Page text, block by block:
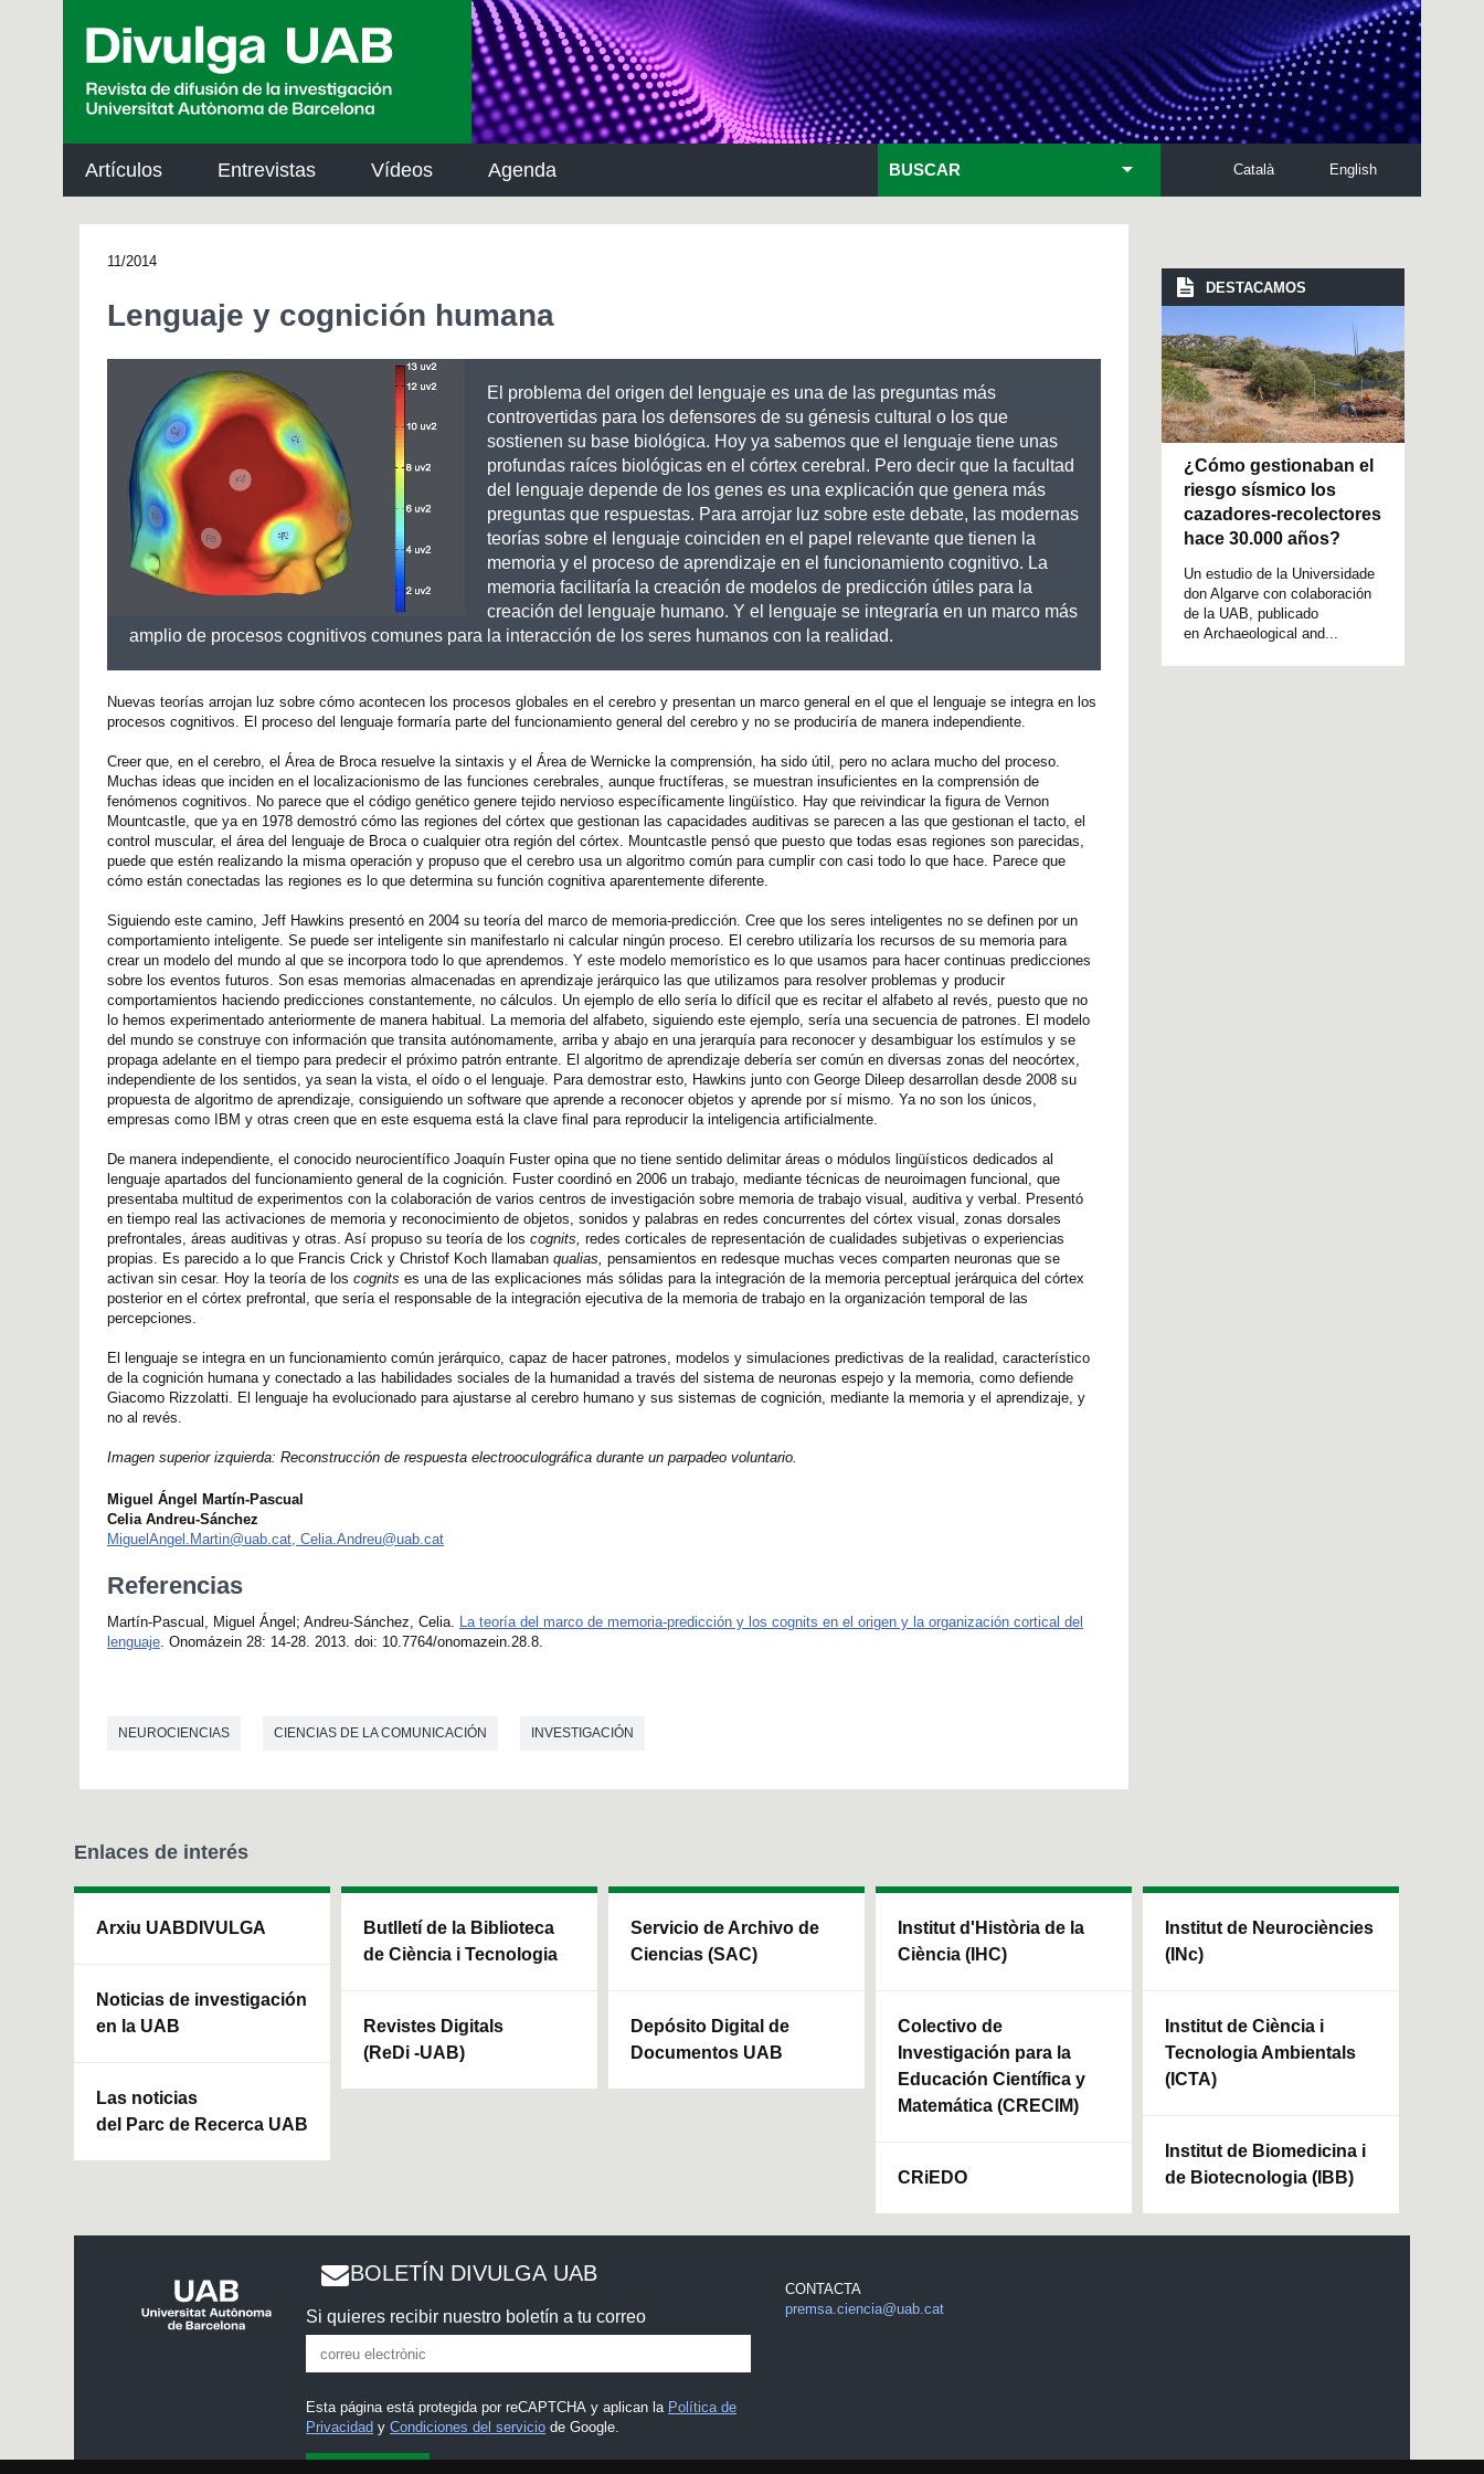
Artículos Entrevistas Vídeos Agenda English
Català
BUSCAR
11/2014
Lenguaje y cognición humana
El problema del origen del lenguaje es una de las preguntas más
controvertidas para los defensores de su génesis cultural o los que
sostienen su base biológica. Hoy ya sabemos que el lenguaje tiene unas
profundas raíces biológicas en el córtex cerebral. Pero decir que la facultad
del lenguaje depende de los genes es una explicación que genera más
preguntas que respuestas. Para arrojar luz sobre este debate, las modernas
teorías sobre el lenguaje coinciden en el papel relevante que tienen la
memoria y el proceso de aprendizaje en el funcionamiento cognitivo. La
memoria facilitaría la creación de modelos de predicción útiles para la
creación del lenguaje humano. Y el lenguaje se integraría en un marco más
amplio de procesos cognitivos comunes para la interacción de los seres humanos con la realidad.
Nuevas teorías arrojan luz sobre cómo acontecen los procesos globales en el cerebro y presentan un marco general en el que el lenguaje se integra en los
procesos cognitivos. El proceso del lenguaje formaría parte del funcionamiento general del cerebro y no se produciría de manera independiente.
Creer que, en el cerebro, el Área de Broca resuelve la sintaxis y el Área de Wernicke la comprensión, ha sido útil, pero no aclara mucho del proceso.
Muchas ideas que inciden en el localizacionismo de las funciones cerebrales, aunque fructíferas, se muestran insuficientes en la comprensión de
fenómenos cognitivos. No parece que el código genético genere tejido nervioso específicamente lingüístico. Hay que reivindicar la figura de Vernon
Mountcastle, que ya en 1978 demostró cómo las regiones del córtex que gestionan las capacidades auditivas se parecen a las que gestionan el tacto, el
control muscular, el área del lenguaje de Broca o cualquier otra región del córtex. Mountcastle pensó que puesto que todas esas regiones son parecidas,
puede que estén realizando la misma operación y propuso que el cerebro usa un algoritmo común para cumplir con casi todo lo que hace. Parece que
cómo están conectadas las regiones es lo que determina su función cognitiva aparentemente diferente.
Siguiendo este camino, Jeff Hawkins presentó en 2004 su teoría del marco de memoria-predicción. Cree que los seres inteligentes no se definen por un
comportamiento inteligente. Se puede ser inteligente sin manifestarlo ni calcular ningún proceso. El cerebro utilizaría los recursos de su memoria para
crear un modelo del mundo al que se incorpora todo lo que aprendemos. Y este modelo memorístico es lo que usamos para hacer continuas predicciones
sobre los eventos futuros. Son esas memorias almacenadas en aprendizaje jerárquico las que utilizamos para resolver problemas y producir
comportamientos haciendo predicciones constantemente, no cálculos. Un ejemplo de ello sería lo difícil que es recitar el alfabeto al revés, puesto que no
lo hemos experimentado anteriormente de manera habitual. La memoria del alfabeto, siguiendo este ejemplo, sería una secuencia de patrones. El modelo
del mundo se construye con información que transita autónomamente, arriba y abajo en una jerarquía para reconocer y desambiguar los estímulos y se
propaga adelante en el tiempo para predecir el próximo patrón entrante. El algoritmo de aprendizaje debería ser común en diversas zonas del neocórtex,
independiente de los sentidos, ya sean la vista, el oído o el lenguaje. Para demostrar esto, Hawkins junto con George Dileep desarrollan desde 2008 su
propuesta de algoritmo de aprendizaje, consiguiendo un software que aprende a reconocer objetos y aprende por sí mismo. Ya no son los únicos,
empresas como IBM y otras creen que en este esquema está la clave final para reproducir la inteligencia artificialmente.
De manera independiente, el conocido neurocientífico Joaquín Fuster opina que no tiene sentido delimitar áreas o módulos lingüísticos dedicados al
lenguaje apartados del funcionamiento general de la cognición. Fuster coordinó en 2006 un trabajo, mediante técnicas de neuroimagen funcional, que
presentaba multitud de experimentos con la colaboración de varios centros de investigación sobre memoria de trabajo visual, auditiva y verbal. Presentó
en tiempo real las activaciones de memoria y reconocimiento de objetos, sonidos y palabras en redes concurrentes del córtex visual, zonas dorsales
prefrontales, áreas auditivas y otras. Así propuso su teoría de los cognits, redes corticales de representación de cualidades subjetivas o experiencias
propias. Es parecido a lo que Francis Crick y Christof Koch llamaban qualias, pensamientos en redesque muchas veces comparten neuronas que se
activan sin cesar. Hoy la teoría de los cognits es una de las explicaciones más sólidas para la integración de la memoria perceptual jerárquica del córtex
posterior en el córtex prefrontal, que sería el responsable de la integración ejecutiva de la memoria de trabajo en la organización temporal de las
percepciones.
El lenguaje se integra en un funcionamiento común jerárquico, capaz de hacer patrones, modelos y simulaciones predictivas de la realidad, característico
de la cognición humana y conectado a las habilidades sociales de la humanidad a través del sistema de neuronas espejo y la memoria, como defiende
Giacomo Rizzolatti. El lenguaje ha evolucionado para ajustarse al cerebro humano y sus sistemas de cognición, mediante la memoria y el aprendizaje, y
no al revés.
Imagen superior izquierda: Reconstrucción de respuesta electrooculográfica durante un parpadeo voluntario.
Miguel Ángel Martín-Pascual
Celia Andreu-Sánchez
MiguelAngel.Martin@uab.cat, Celia.Andreu@uab.cat
Referencias
Martín-Pascual, Miguel Ángel; Andreu-Sánchez, Celia. La teoría del marco de memoria-predicción y los cognits en el origen y la organización cortical del
lenguaje. Onomázein 28: 14-28. 2013. doi: 10.7764/onomazein.28.8.
NEUROCIENCIAS CIENCIAS DE LA COMUNICACIÓN INVESTIGACIÓN
DESTACAMOS
¿Cómo gestionaban el
riesgo sísmico los
cazadores-recolectores
hace 30.000 años?
Un estudio de la Universidade
don Algarve con colaboración
de la UAB, publicado
en Archaeological and...
Enlaces de interés
Arxiu UABDIVULGA
Noticias de investigación
en la UAB
Las noticias
del Parc de Recerca UAB
Butlletí de la Biblioteca
de Ciència i Tecnologia
Revistes Digitals
(ReDi -UAB)
Servicio de Archivo de
Ciencias (SAC)
Depósito Digital de
Documentos UAB
Institut d'Història de la
Ciència (IHC)
Colectivo de
Investigación para la
Educación Científica y
Matemática (CRECIM)
CRiEDO
Institut de Neurociències
(INc)
Institut de Ciència i
Tecnologia Ambientals
(ICTA)
Institut de Biomedicina i
de Biotecnologia (IBB)
BOLETÍN DIVULGA UAB
Si quieres recibir nuestro boletín a tu correo
Esta página está protegida por reCAPTCHA y aplican la Política de
Privacidad yCondiciones del servicio de Google.
CONTACTA
premsa.ciencia@uab.cat